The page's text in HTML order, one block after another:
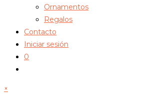
Ornamentos
Regalos
Contacto
Iniciar sesión
0
×